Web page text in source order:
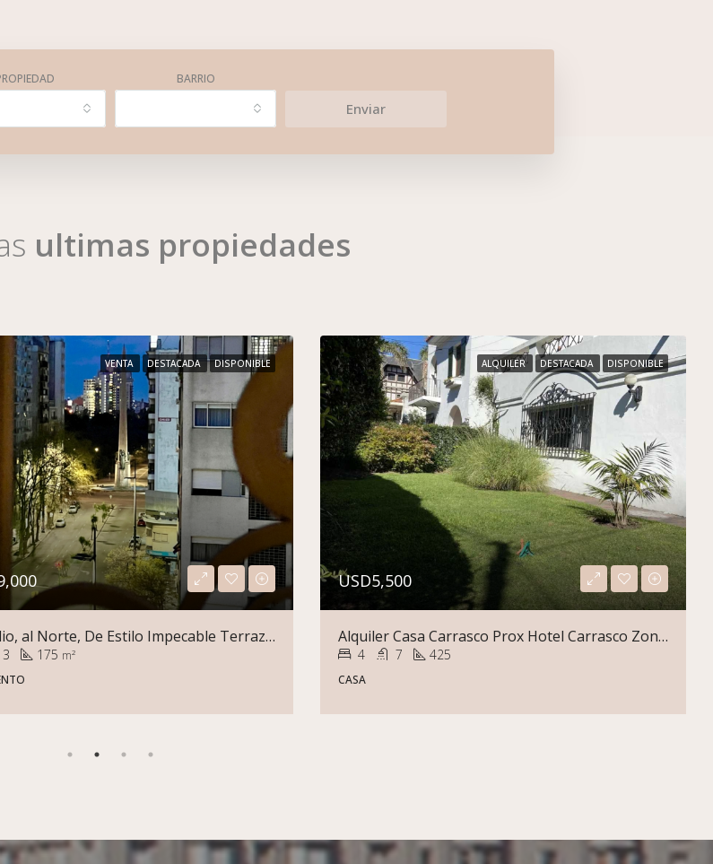
BARRIO
Enviar
ultimas propiedades
VENTA DESTACADA DISPONIBLE
18 de Julio, al Norte, De Estilo Impecable Terraza Piso Alto Garage
3 175 m²
ALQUILER DESTACADA DISPONIBLE
USD5,500
Alquiler Casa Carrasco Prox Hotel Carrasco Zona Comercial O Vivienda Pu De Estilo
4 7 425
CASA